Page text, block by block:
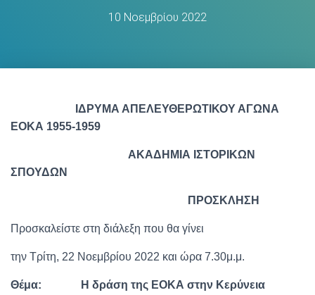
10 Νοεμβρίου 2022
ΙΔΡΥΜΑ ΑΠΕΛΕΥΘΕΡΩΤΙΚΟΥ ΑΓΩΝΑ
ΕΟΚΑ 1955-1959
ΑΚΑΔΗΜΙΑ ΙΣΤΟΡΙΚΩΝ
ΣΠΟΥΔΩΝ
ΠΡΟΣΚΛΗΣΗ
Προσκαλείστε στη διάλεξη που θα γίνει
την Tρίτη, 22 Νοεμβρίου 2022 και ώρα 7.30μ.μ.
Θέμα: Η δράση της ΕΟΚΑ στην Κερύνεια